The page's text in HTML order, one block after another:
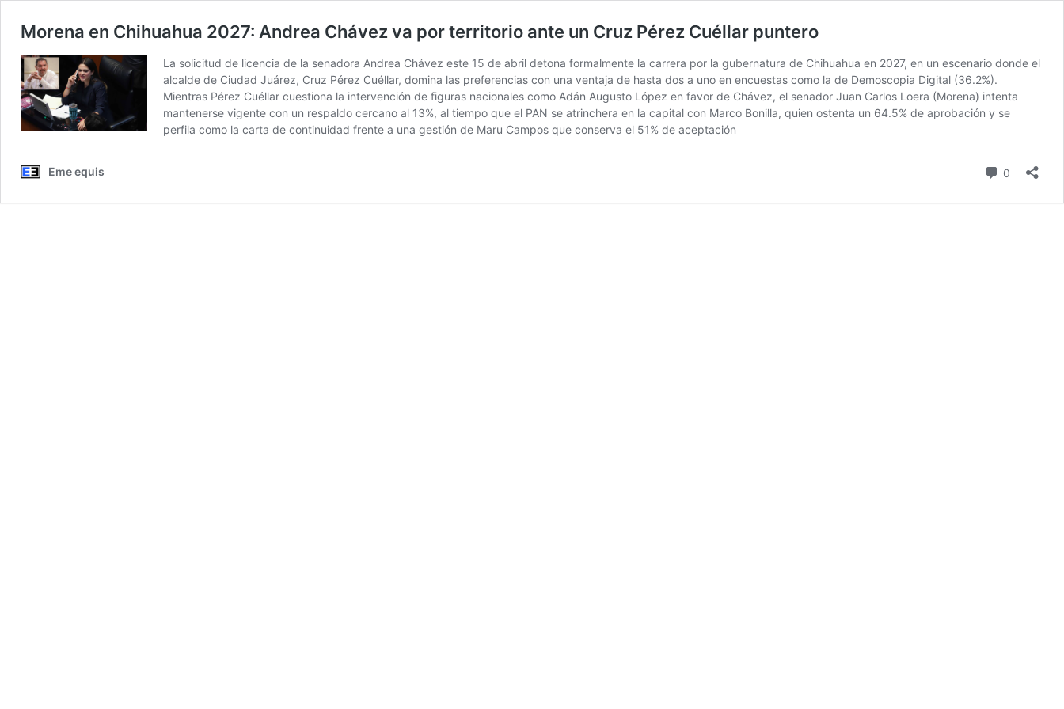
Morena en Chihuahua 2027: Andrea Chávez va por territorio ante un Cruz Pérez Cuéllar puntero
La solicitud de licencia de la senadora Andrea Chávez este 15 de abril detona formalmente la carrera por la gubernatura de Chihuahua en 2027, en un escenario donde el
alcalde de Ciudad Juárez, Cruz Pérez Cuéllar, domina las preferencias con una ventaja de hasta dos a uno en encuestas como la de Demoscopia Digital (36.2%).
Mientras Pérez Cuéllar cuestiona la intervención de figuras nacionales como Adán Augusto López en favor de Chávez, el senador Juan Carlos Loera (Morena) intenta
mantenerse vigente con un respaldo cercano al 13%, al tiempo que el PAN se atrinchera en la capital con Marco Bonilla, quien ostenta un 64.5% de aprobación y se
perfila como la carta de continuidad frente a una gestión de Maru Campos que conserva el 51% de aceptación
Eme equis 0